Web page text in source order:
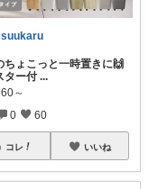
suukaru
ちょこっと一時置きに🙌
ター付 ...
～
0 60
コレ いいね